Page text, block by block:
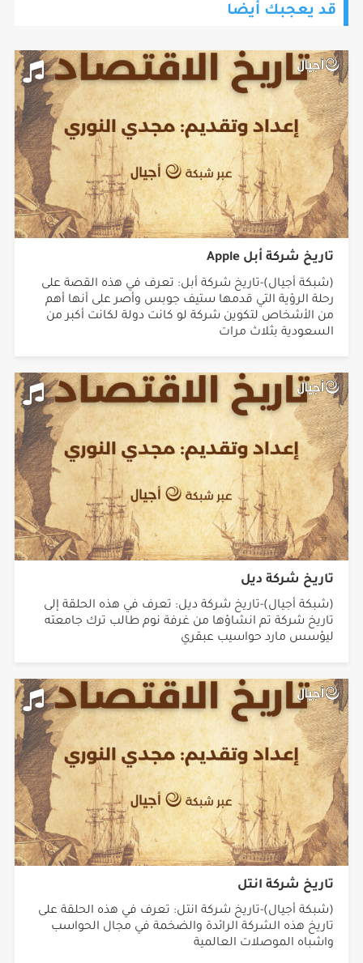
قد يعجبك أيضا
تاريخ شركة أبل Apple
(شبكة أجيال)-تاريخ شركة أبل: تعرف في هذه القصة على
رحلة الرؤية التي قدمها ستيف جوبس وأصر على أنها أهم
من الأشخاص لتكوين شركة لو كانت دولة لكانت أكبر من
السعودية بثلاث مرات
تاريخ شركة ديل
(شبكة أجيال)-تاريخ شركة ديل: تعرف في هذه الحلقة إلى
تاريخ شركة تم انشاؤها من غرفة نوم طالب ترك جامعته
ليؤسس مارد حواسيب عبقري
تاريخ شركة انتل
(شبكة أجيال)-تاريخ شركة انتل: تعرف في هذه الحلقة على
تاريخ هذه الشركة الرائدة والضخمة في مجال الحواسب
واشباه الموصلات العالمية